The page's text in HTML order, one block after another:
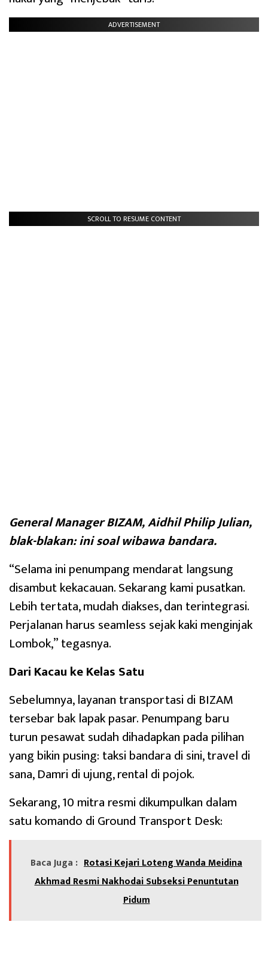
ADVERTISEMENT
SCROLL TO RESUME CONTENT
General Manager BIZAM, Aidhil Philip Julian,
blak-blakan: ini soal wibawa bandara.
“Selama ini penumpang mendarat langsung
disambut kekacauan. Sekarang kami pusatkan.
Lebih tertata, mudah diakses, dan terintegrasi.
Perjalanan harus seamless sejak kaki menginjak
Lombok,” tegasnya.
Dari Kacau ke Kelas Satu
Sebelumnya, layanan transportasi di BIZAM
tersebar bak lapak pasar. Penumpang baru
turun pesawat sudah dihadapkan pada pilihan
yang bikin pusing: taksi bandara di sini, travel di
sana, Damri di ujung, rental di pojok.
Sekarang, 10 mitra resmi dikumpulkan dalam
satu komando di Ground Transport Desk:
Baca Juga : Rotasi Kejari Loteng Wanda Meidina
Akhmad Resmi Nakhodai Subseksi Penuntutan
Pidum